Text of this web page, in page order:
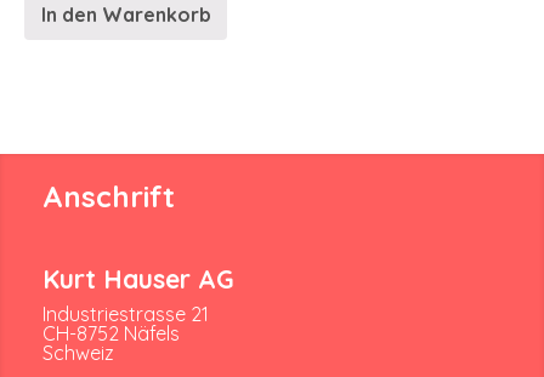
In den Warenkorb
Anschrift
Kurt Hauser AG
Industriestrasse 21
CH-8752 Näfels
Schweiz